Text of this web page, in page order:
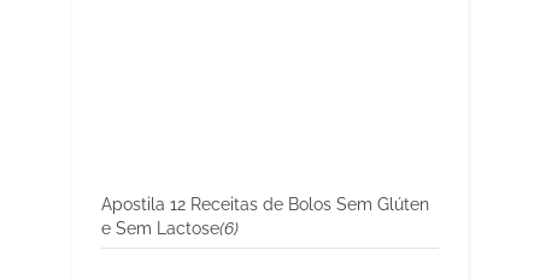
Apostila 12 Receitas de Bolos Sem Glúten
e Sem Lactose(6)